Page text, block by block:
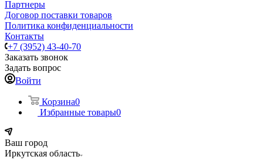
Партнеры
Договор поставки товаров
Политика конфиденциальности
Контакты
+7 (3952) 43-40-70
Заказать звонок
Задать вопрос
Войти
Корзина0
Избранные товары0
Ваш город
Иркутская область